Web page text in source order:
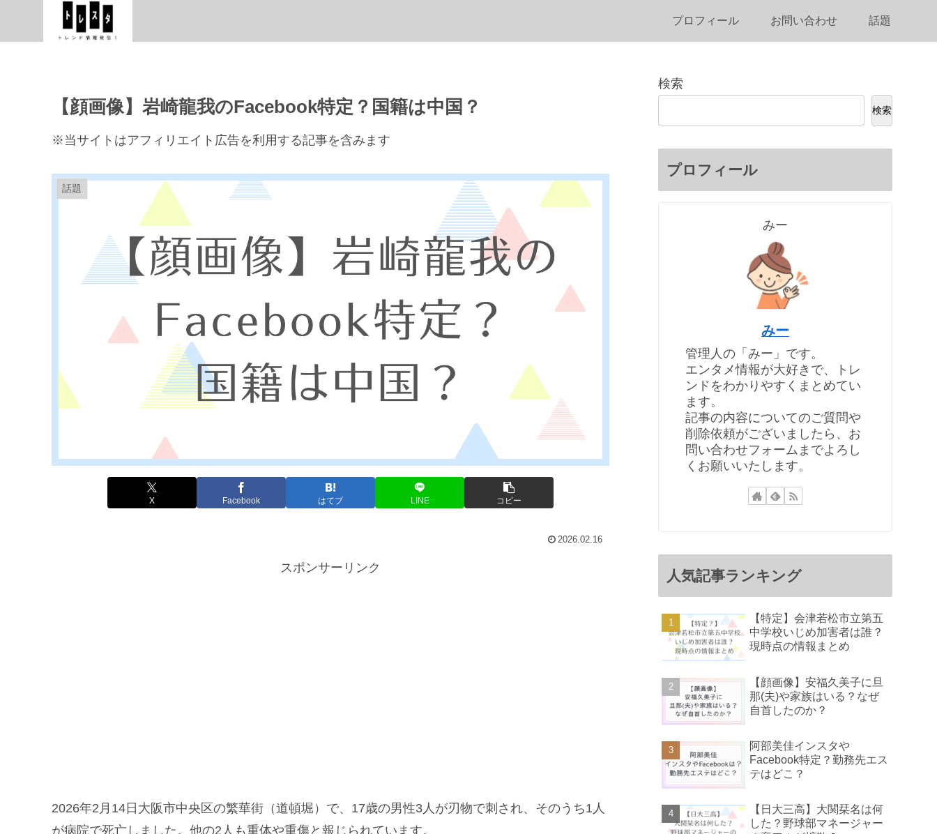
プロフィール お問い合わせ 話題
【顔画像】岩崎龍我のFacebook特定？国籍は中国？
※当サイトはアフィリエイト広告を利用する記事を含みます
話題
X Facebook はてブ LINE コピー
2026.02.16
スポンサーリンク
2026年2月14日大阪市中央区の繁華街（道頓堀）で、17歳の男性3人が刃物で刺され、そのうち1人
が病院で死亡しました。他の2人も重体や重傷と報じられています。
検索
検索
プロフィール
みー
みー
管理人の「みー」です。
エンタメ情報が大好きで、トレ
ンドをわかりやすくまとめてい
ます。
記事の内容についてのご質問や
削除依頼がございましたら、お
問い合わせフォームまでよろし
くお願いいたします。
人気記事ランキング
【特定】会津若松市立第五
中学校いじめ加害者は誰？
現時点の情報まとめ
【顔画像】安福久美子に旦
那(夫)や家族はいる？なぜ
自首したのか？
阿部美佳インスタや
Facebook特定？勤務先エス
テはどこ？
【日大三高】大関栞名は何
した？野球部マネージャー